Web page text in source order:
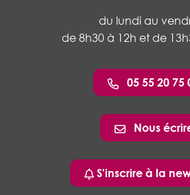
du lundi au
de 8h30 à 12h et de
05 55 20 75
Nous
S'inscrire à la